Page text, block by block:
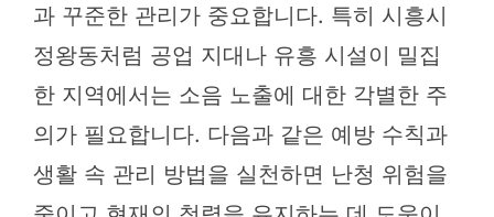
과 꾸준한 관리가 중요합니다. 특히 시흥시
정왕동처럼 공업 지대나 유흥 시설이 밀집
한 지역에서는 소음 노출에 대한 각별한 주
의가 필요합니다. 다음과 같은 예방 수칙과
생활 속 관리 방법을 실천하면 난청 위험을